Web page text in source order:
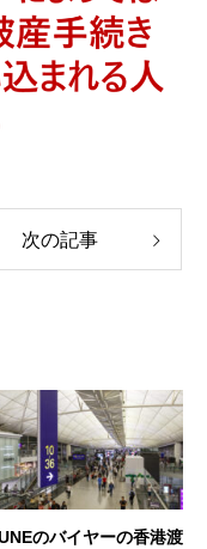
次の記事
のバイヤーの香港渡